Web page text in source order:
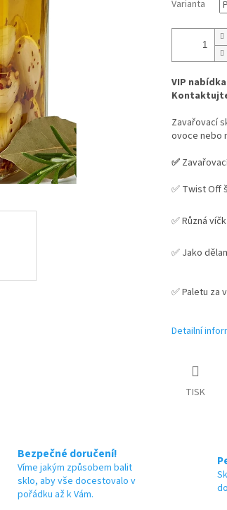
Varianta
VIP
Zavařovací
ovoce nebo
✅
✅ Twist Off
✅ Různá
✅ Jako
✅Paletu za
Detailní
TISK
Bezpečné doručení!
Víme jakým způsobem balit
sklo, aby vše docestovalo v
pořádku až k Vám.